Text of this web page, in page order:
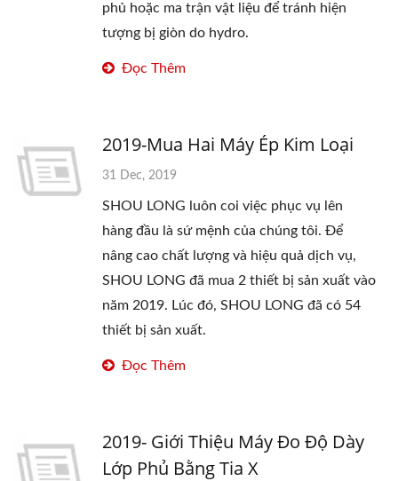
phủ hoặc ma trận vật liệu để tránh hiện
tượng bị giòn do hydro.
Đọc Thêm
2019-Mua Hai Máy Ép Kim Loại
31 Dec, 2019
SHOU LONG luôn coi việc phục vụ lên
hàng đầu là sứ mệnh của chúng tôi. Để
nâng cao chất lượng và hiệu quả dịch vụ,
SHOU LONG đã mua 2 thiết bị sản xuất vào
năm 2019. Lúc đó, SHOU LONG đã có 54
thiết bị sản xuất.
Đọc Thêm
2019- Giới Thiệu Máy Đo Độ Dày
Lớp Phủ Bằng Tia X